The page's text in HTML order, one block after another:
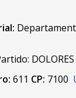
611 CP: 7100